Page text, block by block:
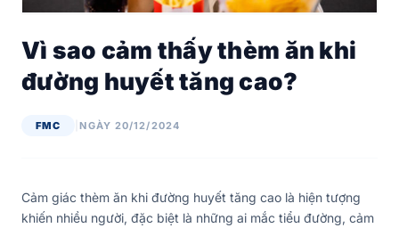
Vì sao cảm thấy thèm ăn khi
đường huyết tăng cao?
FMC |NGÀY 20/12/2024
Cảm giác thèm ăn khi đường huyết tăng cao là hiện tượng
khiến nhiều người, đặc biệt là những ai mắc tiểu đường, cảm